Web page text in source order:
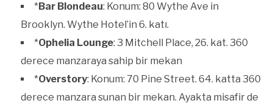
*Bar Blondeau: Konum: 80 Wythe Ave in
Brooklyn. Wythe Hotel’in 6. katı.
*Ophelia Lounge: 3 Mitchell Place, 26. kat. 360
derece manzaraya sahip bir mekan
*Overstory: Konum: 70 Pine Street. 64. katta 360
derece manzara sunan bir mekan. Ayakta misafir de